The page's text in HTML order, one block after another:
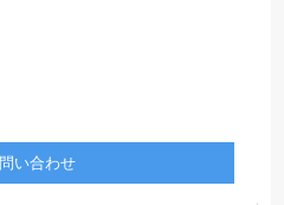
い合わせ